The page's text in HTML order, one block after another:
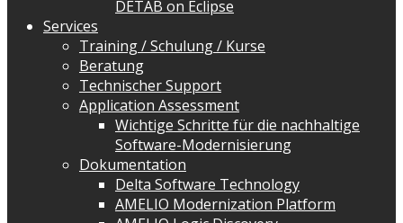
DETAB on Eclipse
Services
Training / Schulung / Kurse
Beratung
Technischer Support
Application Assessment
Wichtige Schritte für die nachhaltige
Software-Modernisierung
Dokumentation
Delta Software Technology
AMELIO Modernization Platform